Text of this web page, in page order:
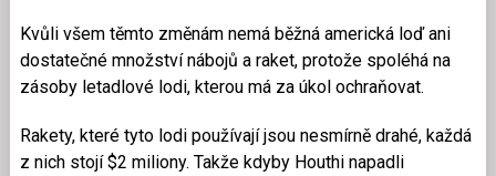
Kvůli všem těmto změnám nemá běžná americká loď ani
dostatečné množství nábojů a raket, protože spoléhá na
zásoby letadlové lodi, kterou má za úkol ochraňovat.
Rakety, které tyto lodi používají jsou nesmírně drahé, každá
z nich stojí $2 miliony. Takže kdyby Houthi napadli